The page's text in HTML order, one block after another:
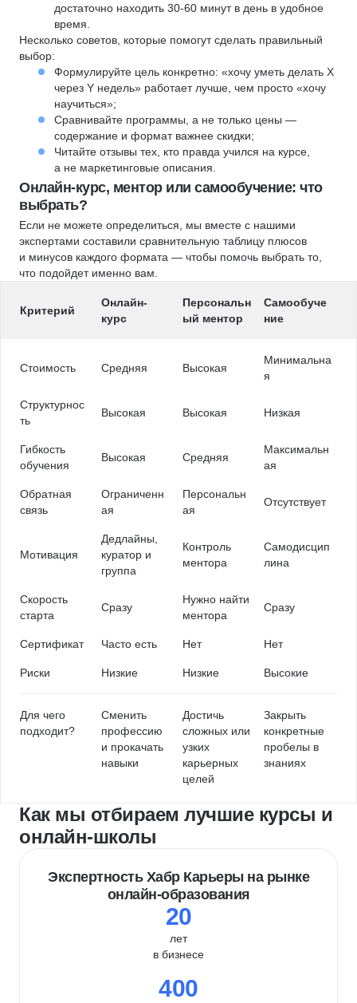
достаточно находить 30-60 минут в день в удобное
время.
Несколько советов, которые помогут сделать правильный
выбор:
Формулируйте цель конкретно: «хочу уметь делать X
через Y недель» работает лучше, чем просто «хочу
научиться»;
Сравнивайте программы, а не только цены —
содержание и формат важнее скидки;
Читайте отзывы тех, кто правда учился на курсе,
а не маркетинговые описания.
Онлайн-курс, ментор или самообучение: что
выбрать?
Если не можете определиться, мы вместе с нашими
экспертами составили сравнительную таблицу плюсов
и минусов каждого формата — чтобы помочь выбрать то,
что подойдет именно вам.
Критерий
Онлайн-
курс
Персональн
ый ментор
Самообуче
ние
Стоимость Средняя Высокая
Минимальна
я
Структурнос
ть
Высокая Высокая Низкая
Гибкость
обучения
Высокая Средняя
Максимальн
ая
Обратная
связь
Ограниченн
ая
Персональн
ая
Отсутствует
Мотивация
Дедлайны,
куратор и
группа
Контроль
ментора
Самодисцип
лина
Скорость
старта
Сразу
Нужно найти
ментора
Сразу
Сертификат Часто есть Нет Нет
Риски Низкие Низкие Высокие
Для чего
подходит?
Сменить
профессию
и прокачать
навыки
Достичь
сложных или
узких
карьерных
целей
Закрыть
конкретные
пробелы в
знаниях
Как мы отбираем лучшие курсы и
онлайн-школы
Экспертность Хабр Карьеры на рынке
онлайн-образования
20
лет
в бизнесе
400